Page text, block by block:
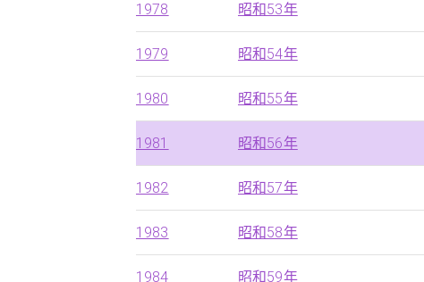
1978 昭和53年
1979 昭和54年
1980 昭和55年
1981 昭和56年
1982 昭和57年
1983 昭和58年
1984 昭和59年